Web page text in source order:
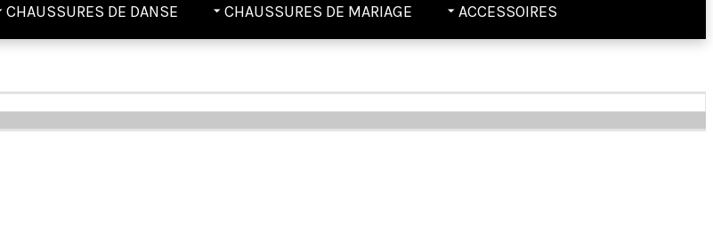
CHAUSSURES DE DANSE CHAUSSURES DE MARIAGE ACCESSOIRES